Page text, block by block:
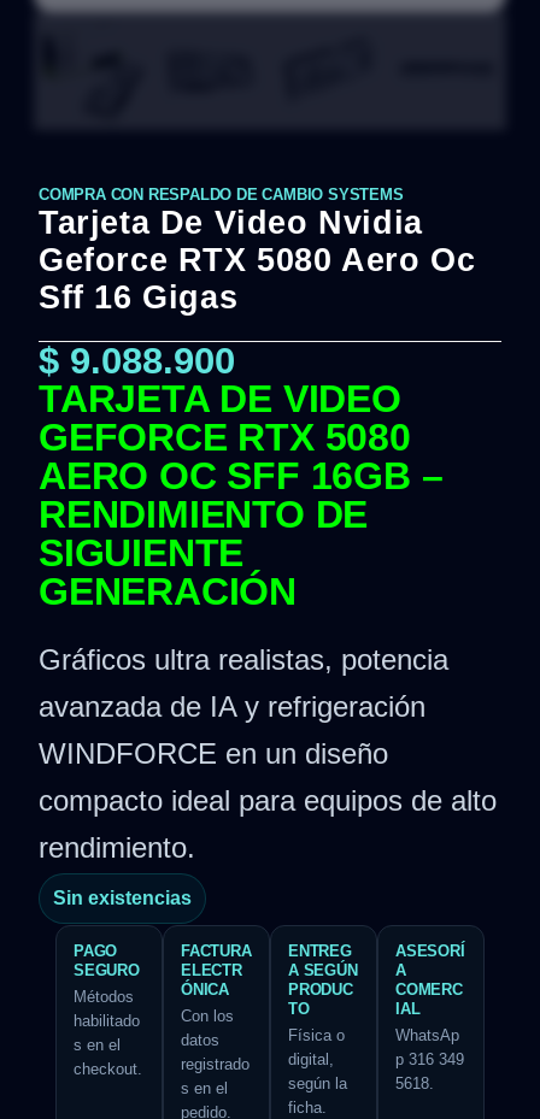
COMPRA CON RESPALDO DE CAMBIO SYSTEMS
Tarjeta De Video Nvidia
Geforce RTX 5080 Aero Oc
Sff 16 Gigas
$ 9.088.900
TARJETA DE VIDEO
GEFORCE RTX 5080
AERO OC SFF 16GB –
RENDIMIENTO DE
SIGUIENTE
GENERACIÓN
Gráficos ultra realistas, potencia
avanzada de IA y refrigeración
WINDFORCE en un diseño
compacto ideal para equipos de alto
rendimiento.
Sin existencias
PAGO
SEGURO
Métodos
habilitado
s en el
checkout.
FACTURA
ELECTR
ÓNICA
Con los
datos
registrado
s en el
pedido.
ENTREG
A SEGÚN
PRODUC
TO
Física o
digital,
según la
ficha.
ASESORÍ
A
COMERC
IAL
WhatsAp
p 316 349
5618.